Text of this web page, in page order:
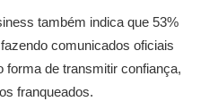
também indica que 53%
comunicados oficiais
forma de transmitir confiança,
franqueados.